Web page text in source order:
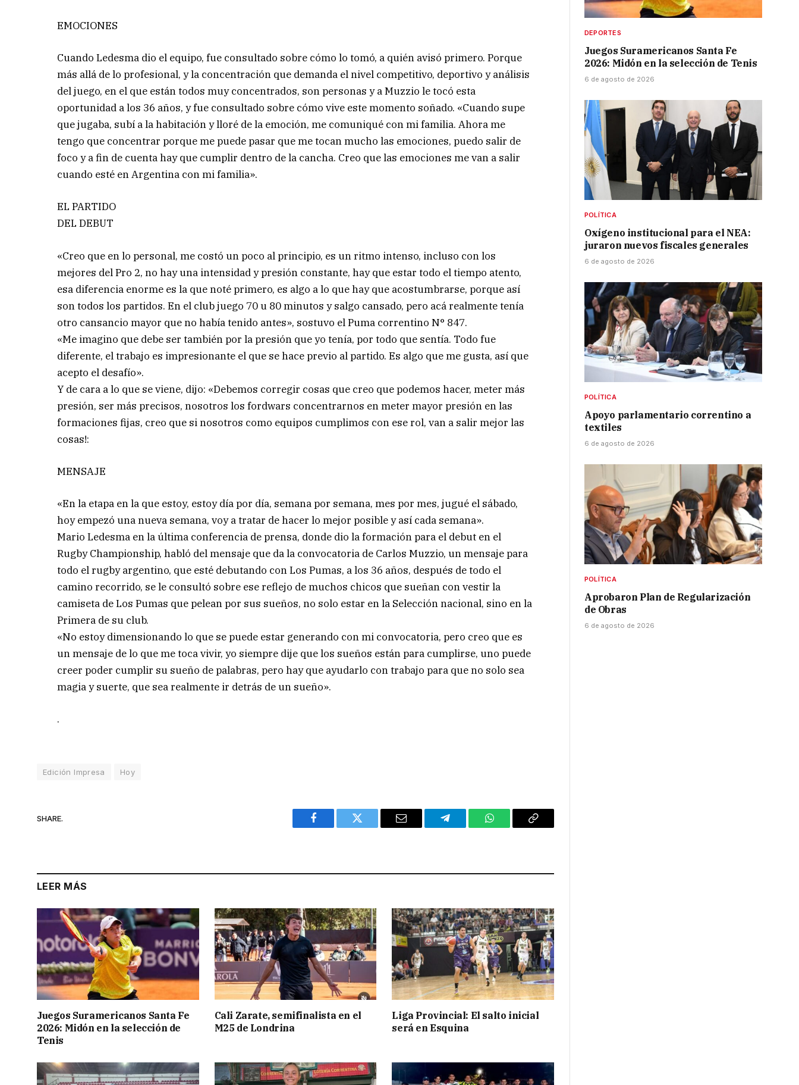
EMOCIONES
Cuando Ledesma dio el equipo, fue consultado sobre cómo lo tomó, a quién avisó primero. Porque
más allá de lo profesional, y la concentración que demanda el nivel competitivo, deportivo y análisis
del juego, en el que están todos muy concentrados, son personas y a Muzzio le tocó esta
oportunidad a los 36 años, y fue consultado sobre cómo vive este momento soñado. «Cuando supe
que jugaba, subí a la habitación y lloré de la emoción, me comuniqué con mi familia. Ahora me
tengo que concentrar porque me puede pasar que me tocan mucho las emociones, puedo salir de
foco y a fin de cuenta hay que cumplir dentro de la cancha. Creo que las emociones me van a salir
cuando esté en Argentina con mi familia».
EL PARTIDO
DEL DEBUT
«Creo que en lo personal, me costó un poco al principio, es un ritmo intenso, incluso con los
mejores del Pro 2, no hay una intensidad y presión constante, hay que estar todo el tiempo atento,
esa diferencia enorme es la que noté primero, es algo a lo que hay que acostumbrarse, porque así
son todos los partidos. En el club juego 70 u 80 minutos y salgo cansado, pero acá realmente tenía
otro cansancio mayor que no había tenido antes», sostuvo el Puma correntino N° 847.
«Me imagino que debe ser también por la presión que yo tenía, por todo que sentía. Todo fue
diferente, el trabajo es impresionante el que se hace previo al partido. Es algo que me gusta, así que
acepto el desafío».
Y de cara a lo que se viene, dijo: «Debemos corregir cosas que creo que podemos hacer, meter más
presión, ser más precisos, nosotros los fordwars concentrarnos en meter mayor presión en las
formaciones fijas, creo que si nosotros como equipos cumplimos con ese rol, van a salir mejor las
cosas!:
MENSAJE
«En la etapa en la que estoy, estoy día por día, semana por semana, mes por mes, jugué el sábado,
hoy empezó una nueva semana, voy a tratar de hacer lo mejor posible y así cada semana».
Mario Ledesma en la última conferencia de prensa, donde dio la formación para el debut en el
Rugby Championship, habló del mensaje que da la convocatoria de Carlos Muzzio, un mensaje para
todo el rugby argentino, que esté debutando con Los Pumas, a los 36 años, después de todo el
camino recorrido, se le consultó sobre ese reflejo de muchos chicos que sueñan con vestir la
camiseta de Los Pumas que pelean por sus sueños, no solo estar en la Selección nacional, sino en la
Primera de su club.
«No estoy dimensionando lo que se puede estar generando con mi convocatoria, pero creo que es
un mensaje de lo que me toca vivir, yo siempre dije que los sueños están para cumplirse, uno puede
creer poder cumplir su sueño de palabras, pero hay que ayudarlo con trabajo para que no solo sea
magia y suerte, que sea realmente ir detrás de un sueño».
.
Edición Impresa Hoy
SHARE.
Facebook Twitter Email Telegram WhatsAppCopy
LEER MÁS
Juegos Suramericanos Santa Fe
2026: Midón en la selección de
Tenis
Cali Zarate, semifinalista en el
M25 de Londrina
Liga Provincial: El salto inicial
será en Esquina
DEPORTES
Juegos Suramericanos Santa Fe
2026: Midón en la selección de Tenis
6 de agosto de 2026
POLÍTICA
Oxígeno institucional para el NEA:
juraron nuevos fiscales generales
6 de agosto de 2026
POLÍTICA
Apoyo parlamentario correntino a
textiles
6 de agosto de 2026
POLÍTICA
Aprobaron Plan de Regularización
de Obras
6 de agosto de 2026